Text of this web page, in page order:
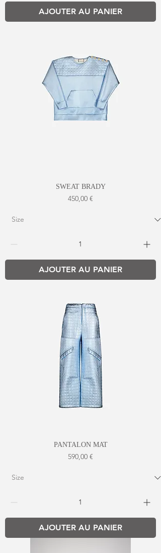
AJOUTER AU PANIER
SWEAT BRADY
Prix
450,00 €
AJOUTER AU PANIER
PANTALON MAT
Prix
590,00 €
AJOUTER AU PANIER